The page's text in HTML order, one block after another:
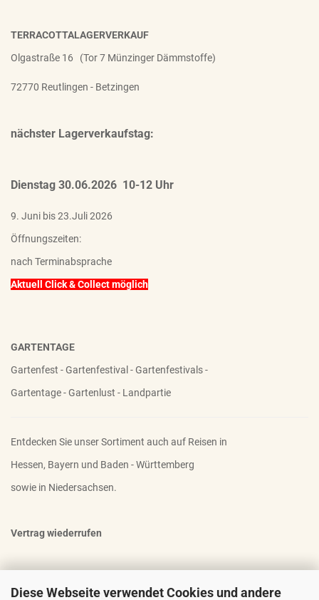
Diese Webseite verwendet Cookies und andere
TERRACOTTALAGERVERKAUF
Olgastraße 16 (Tor 7 Münzinger Dämmstoffe)
72770 Reutlingen - Betzingen
nächster Lagerverkaufstag:
Dienstag 30.06.2026 10-12 Uhr
9. Juni bis 23.Juli 2026
Öffnungszeiten:
nach Terminabsprache
Aktuell Click & Collect möglich
GARTENTAGE
Gartenfest - Gartenfestival - Gartenfestivals -
Gartentage - Gartenlust - Landpartie
Entdecken Sie unser Sortiment auch auf Reisen in
Hessen, Bayern und Baden - Württemberg
sowie in Niedersachsen.
Vertrag wiederrufen
OTTO - DER FAMOSE STAUDENHALTER